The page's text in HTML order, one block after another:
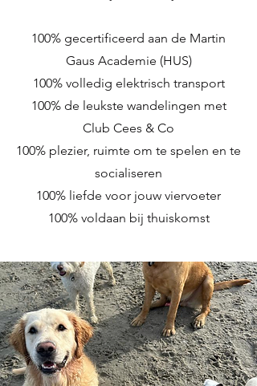
100% gecertificeerd aan de Martin
Gaus Academie (HUS)
100% volledig elektrisch transport
100% de leukste wandelingen met
Club Cees & Co
100% plezier, ruimte om te spelen en te
socialiseren
100% liefde voor jouw viervoeter
100% voldaan bij thuiskomst